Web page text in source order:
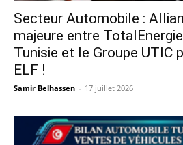
Secteur Automobile :
majeure entre
Tunisie et le Groupe UTIC
ELF !
Samir Belhassen - 17 juillet 2026